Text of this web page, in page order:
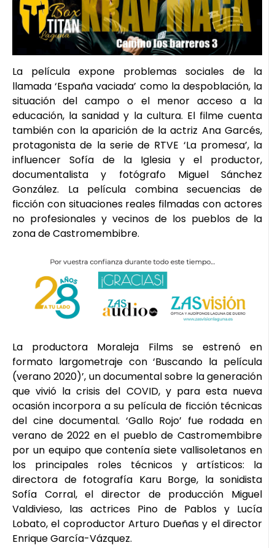
La película expone problemas sociales de la
llamada ‘España vaciada’ como la despoblación, la
situación del campo o el menor acceso a la
educación, la sanidad y la cultura. El filme cuenta
también con la aparición de la actriz Ana Garcés,
protagonista de la serie de RTVE ‘La promesa’, la
influencer Sofía de la Iglesia y el productor,
documentalista y fotógrafo Miguel Sánchez
González. La película combina secuencias de
ficción con situaciones reales filmadas con actores
no profesionales y vecinos de los pueblos de la
zona de Castromembibre.
La productora Moraleja Films se estrenó en
formato largometraje con ‘Buscando la película
(verano 2020)’, un documental sobre la generación
que vivió la crisis del COVID, y para esta nueva
ocasión incorpora a su película de ficción técnicas
del cine documental. ‘Gallo Rojo’ fue rodada en
verano de 2022 en el pueblo de Castromembibre
por un equipo que contenía siete vallisoletanos en
los principales roles técnicos y artísticos: la
directora de fotografía Karu Borge, la sonidista
Sofía Corral, el director de producción Miguel
Valdivieso, las actrices Pino de Pablos y Lucía
Lobato, el coproductor Arturo Dueñas y el director
Enrique García-Vázquez.